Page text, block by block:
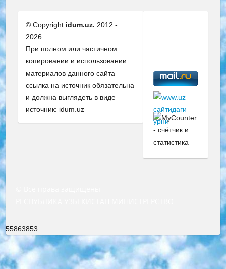
© Copyright idum.uz. 2012 -
2026.
При полном или частичном
копировании и использовании
материалов данного сайта
ссылка на источник обязательна
и должна выглядеть в виде
источник: idum.uz
55863853